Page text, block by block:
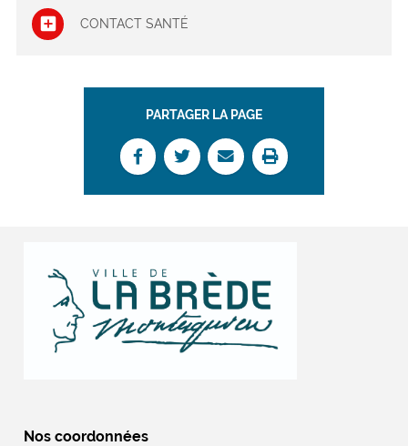
CONTACT SANTÉ
PARTAGER LA PAGE
Nos coordonnées